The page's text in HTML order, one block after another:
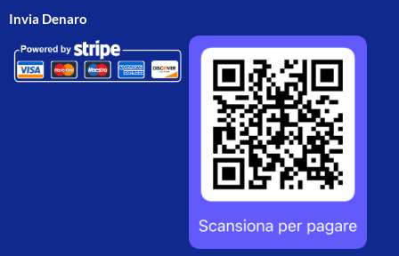
Invia Denaro